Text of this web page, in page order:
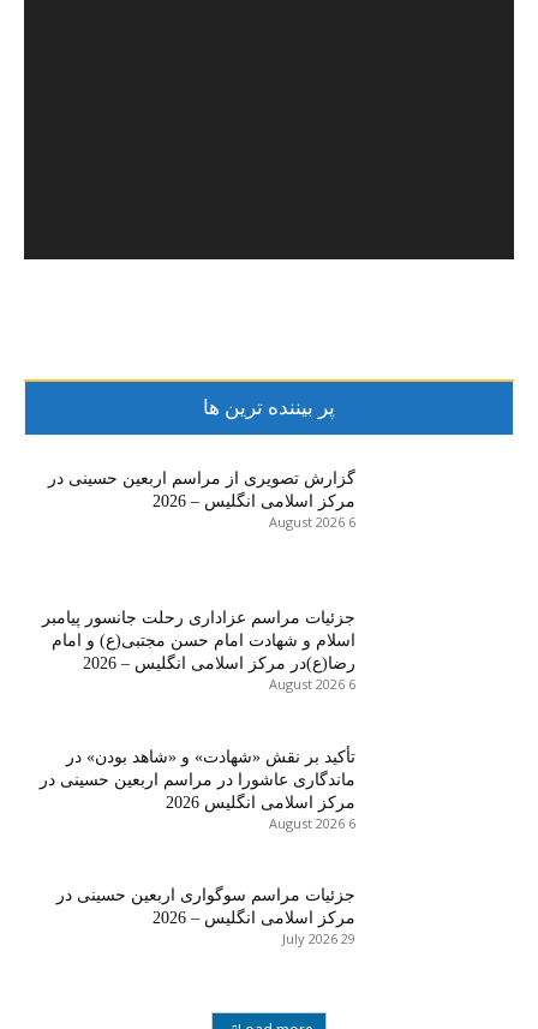
پر بیننده ترین ها
گزارش تصویری از مراسم اربعین حسینی در
مرکز اسلامی انگلیس – 2026
6 August 2026
جزئیات مراسم عزاداری رحلت جانسور پیامبر
اسلام و شهادت امام حسن مجتبی(ع) و امام
رضا(ع)در مرکز اسلامی انگلیس – 2026
6 August 2026
تأکید بر نقش «شهادت» و «شاهد بودن» در
ماندگاری عاشورا در مراسم اربعین حسینی در
مرکز اسلامی انگلیس 2026
6 August 2026
جزئیات مراسم سوگواری اربعین حسینی در
مرکز اسلامی انگلیس – 2026
29 July 2026